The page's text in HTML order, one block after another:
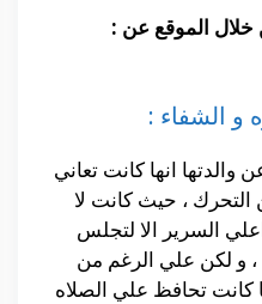
خلال الموقع عن :
و الشفاء :
والدتها انها كانت تعاني
، حيث كانت لا
السرير الا لتجلس
و لكن علي الرغم من
كانت تحافظ علي الصلاه